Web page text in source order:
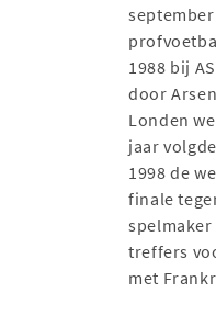
1988 bij
door
Londen
jaar
1998 de
finale
spelmaker
treffers
met